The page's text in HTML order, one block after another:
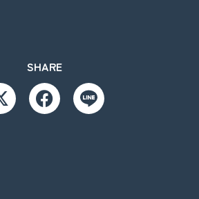
SHARE